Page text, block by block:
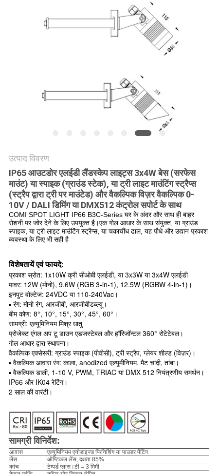
गोपनीयता
उत्पाद विवरण
IP65 आउटडोर एलईडी लैंडस्केप लाइट्स 3x4W बेस (सरफेस
माउंट) या स्पाइक (ग्राउंड स्टेक), या ट्री लाइट माउंटिंग स्ट्रैप्स
(स्ट्रैप द्वारा ट्री पर माउंटेड) और वैकल्पिक विज़र वैकल्पिक 0-
10V / DALI डिमिंग या DMX512 कंट्रोल सपोर्ट के साथ
COMI SPOT LIGHT IP66 B3C-Series घर के अंदर और साथ ही बाहर
रोशनी पर जोर देने के लिए उपयुक्त है।एक गोल आधार के साथ संयुक्त, याग्राउंड
स्पाइक, याट्री लाइट माउंटिंग स्ट्रैप्स, याचकाचौंध ढाल, यह पौधे और उद्यान प्रकाश
व्यवस्था के लिए भी सही है
विशेषतायें एवं फायदे:
प्रकाश स्रोत: 1x10W क्री सीओबी एलईडी, या 3x3W या 3x4W एलईडी
पावर: 12W (मोनो), 9.6W (RGB 3-in-1), 12.5W (RGBW 4-in-1)।
इनपुट वोल्टेज: 24VDC या 110-240Vac।
▪ रंग: मोनो रंग, आरजीबी, आरजीबीडब्ल्यू।
बीम कोण: 8°, 10°, 15°, 30°, 45°, 60°।
सामग्री: एल्यूमिनियम मिश्र धातु
प्रोजेक्ट एंगल अप टू डाउन एडजस्टेबल और हॉरिजॉन्टल 360° रोटेटेबल।
गोल आधार द्वारा स्थापना।
वैकल्पिक एक्सेसरी: ग्राउंड स्पाइक (पीवीसी), ट्री स्ट्रैप, ग्लेयर शील्ड (विज़र)।
▪ वैकल्पिक आवास रंग: काला, anodized एल्यूमीनियम, मैट चांदी, तांबा।
▪ वैकल्पिक डाली, 1-10 V, PWM, TRIAC या DMX 512 नियंत्रणीय समर्थन।
IP66 और IK04 रेटिंग।
2 साल की वारंटी।
सामग्री विनिर्देश:
आवास
एल्युमिनियम एनोडाइज्ड फिनिशिंग या पाउडर पेंटिंग
लेंस
ऑप्टिकल लेंस, दक्षता 85%
कांच
टेम्पर्ड ग्लास।टी = 3 मिमी